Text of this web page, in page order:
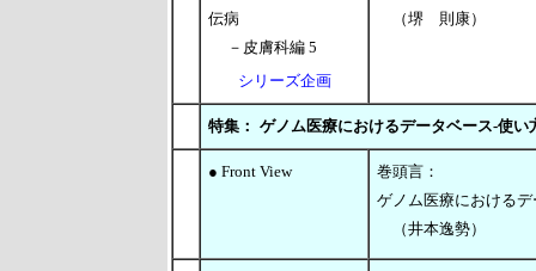
伝病
－皮膚科編 5
シリーズ企画
（堺 則康）
特集： ゲノム医療におけるデータベース-使い
● Front View
巻頭言：
ゲノム医療における
（井本逸勢）